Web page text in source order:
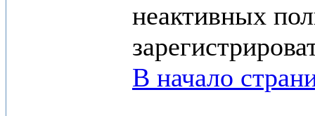
неактивных
В начало